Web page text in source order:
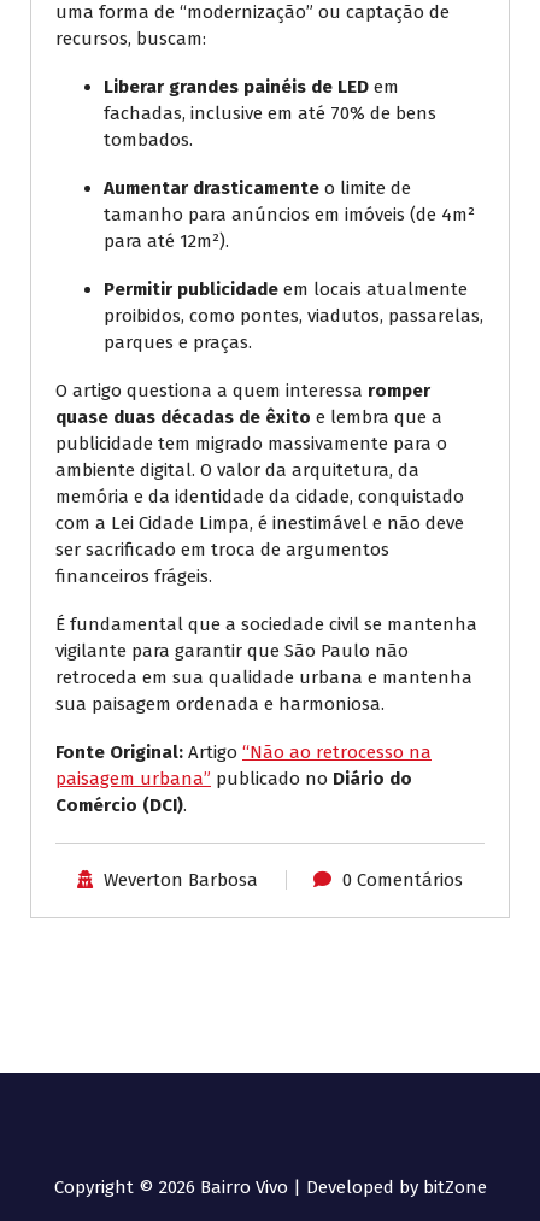
uma forma de “modernização” ou captação de
recursos, buscam:
Liberar grandes painéis de LED em
fachadas, inclusive em até 70% de bens
tombados.
Aumentar drasticamente o limite de
tamanho para anúncios em imóveis (de 4m²
para até 12m²).
Permitir publicidade em locais atualmente
proibidos, como pontes, viadutos, passarelas,
parques e praças.
O artigo questiona a quem interessa romper
quase duas décadas de êxito e lembra que a
publicidade tem migrado massivamente para o
ambiente digital. O valor da arquitetura, da
memória e da identidade da cidade, conquistado
com a Lei Cidade Limpa, é inestimável e não deve
ser sacrificado em troca de argumentos
financeiros frágeis.
É fundamental que a sociedade civil se mantenha
vigilante para garantir que São Paulo não
retroceda em sua qualidade urbana e mantenha
sua paisagem ordenada e harmoniosa.
Fonte Original: Artigo “Não ao retrocesso na
paisagem urbana” publicado no Diário do
Comércio (DCI).
Weverton Barbosa 0 Comentários
Copyright © 2026 Bairro Vivo | Developed by bitZone